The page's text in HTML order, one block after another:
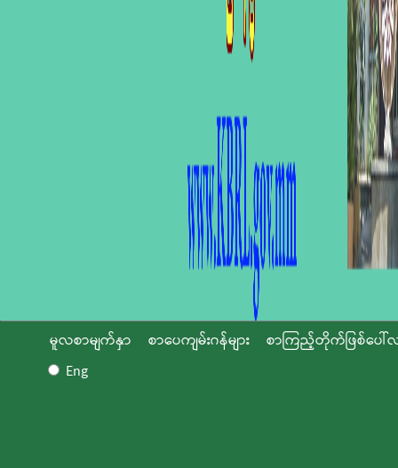
မူလစာမျက်နှာ စာပေကျမ်းဂန်များ
စာကြည့်တိုက်ဖြစ်ပေါ်
Eng